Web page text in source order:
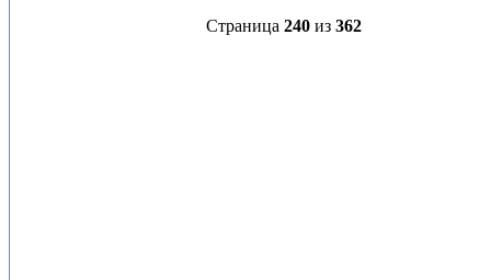
Страница 240 из 362